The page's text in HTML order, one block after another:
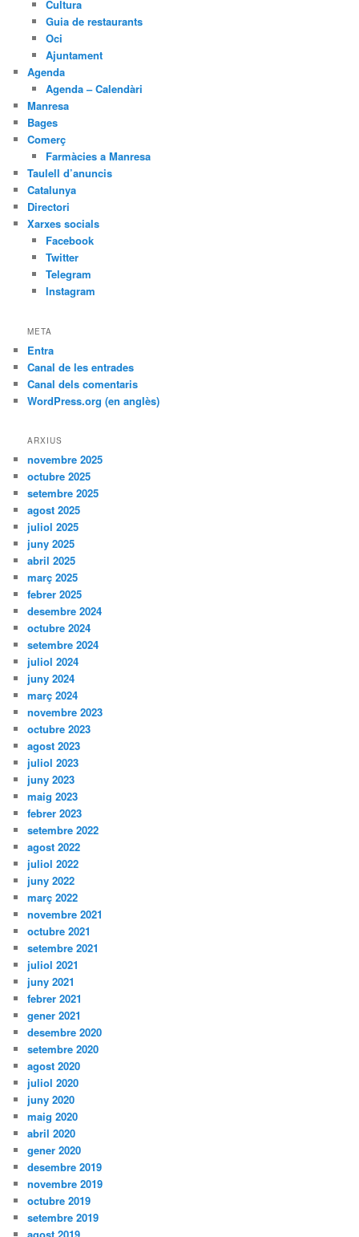
Cultura
Guia de restaurants
Oci
Ajuntament
Agenda
Agenda – Calendàri
Manresa
Bages
Comerç
Farmàcies a Manresa
Taulell d’anuncis
Catalunya
Directori
Xarxes socials
Facebook
Twitter
Telegram
Instagram
META
Entra
Canal de les entrades
Canal dels comentaris
WordPress.org (en anglès)
ARXIUS
novembre 2025
octubre 2025
setembre 2025
agost 2025
juliol 2025
juny 2025
abril 2025
març 2025
febrer 2025
desembre 2024
octubre 2024
setembre 2024
juliol 2024
juny 2024
març 2024
novembre 2023
octubre 2023
agost 2023
juliol 2023
juny 2023
maig 2023
febrer 2023
setembre 2022
agost 2022
juliol 2022
juny 2022
març 2022
novembre 2021
octubre 2021
setembre 2021
juliol 2021
juny 2021
febrer 2021
gener 2021
desembre 2020
setembre 2020
agost 2020
juliol 2020
juny 2020
maig 2020
abril 2020
gener 2020
desembre 2019
novembre 2019
octubre 2019
setembre 2019